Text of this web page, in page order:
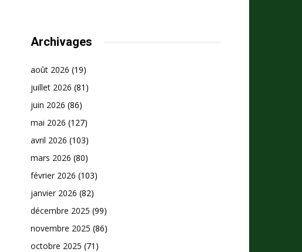
Archivages
août 2026 (19)
juillet 2026 (81)
juin 2026 (86)
mai 2026 (127)
avril 2026 (103)
mars 2026 (80)
février 2026 (103)
janvier 2026 (82)
décembre 2025 (99)
novembre 2025 (86)
octobre 2025 (71)